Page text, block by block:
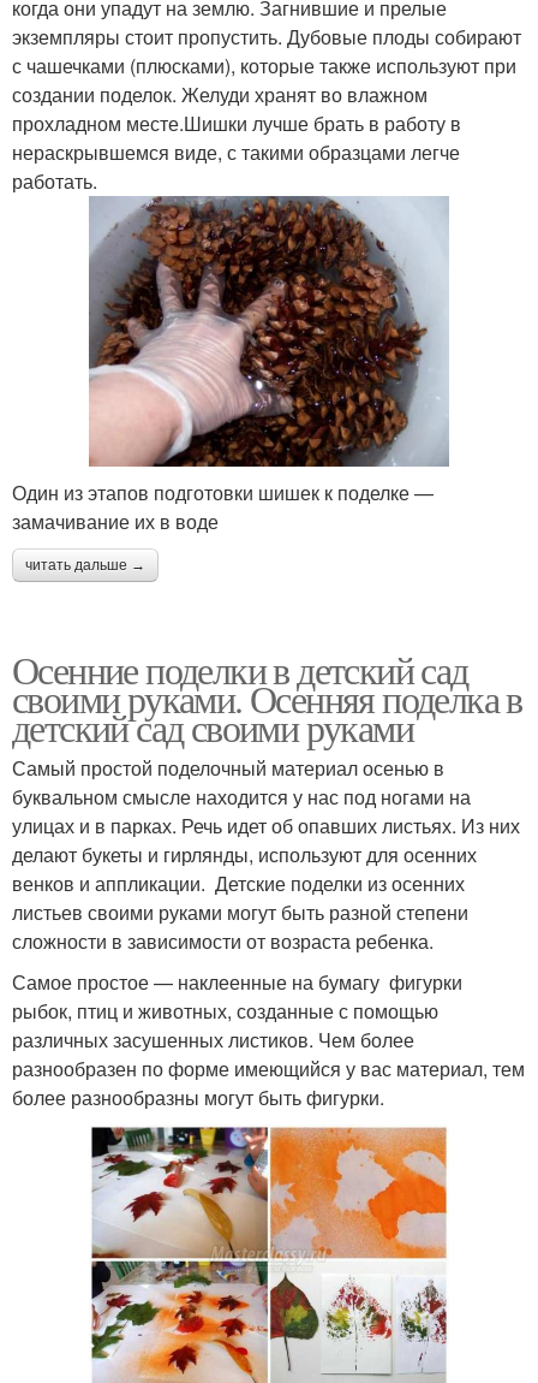
когда они упадут на землю. Загнившие и прелые
экземпляры стоит пропустить. Дубовые плоды собирают
с чашечками (плюсками), которые также используют при
создании поделок. Желуди хранят во влажном
прохладном месте.Шишки лучше брать в работу в
нераскрывшемся виде, с такими образцами легче
работать.
Один из этапов подготовки шишек к поделке —
замачивание их в воде
читать дальше →
Осенние поделки в детский сад
своими руками. Осенняя поделка в
детский сад своими руками
Самый простой поделочный материал осенью в
буквальном смысле находится у нас под ногами на
улицах и в парках. Речь идет об опавших листьях. Из них
делают букеты и гирлянды, используют для осенних
венков и аппликации. Детские поделки из осенних
листьев своими руками могут быть разной степени
сложности в зависимости от возраста ребенка.
Самое простое — наклеенные на бумагу фигурки
рыбок, птиц и животных, созданные с помощью
различных засушенных листиков. Чем более
разнообразен по форме имеющийся у вас материал, тем
более разнообразны могут быть фигурки.